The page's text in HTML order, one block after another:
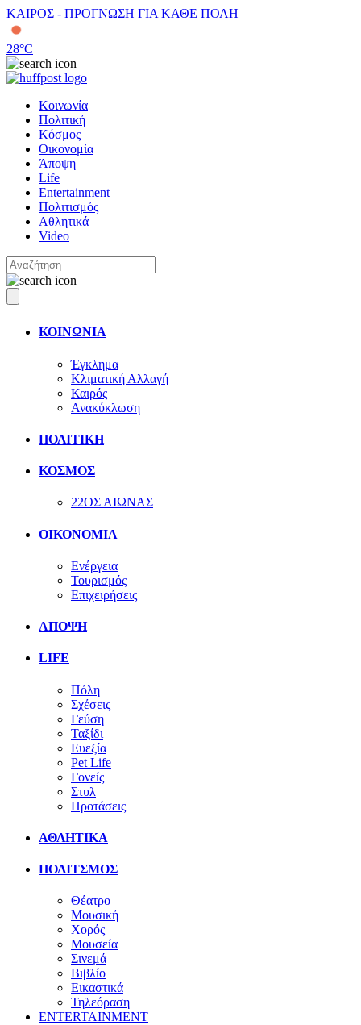
ΚΑΙΡΟΣ - ΠΡΟΓΝΩΣΗ ΓΙΑ ΚΑΘΕ ΠΟΛΗ
28°C
Κοινωνία
Πολιτική
Κόσμος
Οικονομία
Άποψη
Life
Entertainment
Πολιτισμός
Αθλητικά
Video
ΚΟΙΝΩΝΙΑ
Έγκλημα
Κλιματική Αλλαγή
Καιρός
Ανακύκλωση
ΠΟΛΙΤΙΚΗ
ΚΟΣΜΟΣ
22ΟΣ ΑΙΩΝΑΣ
ΟΙΚΟΝΟΜΙΑ
Ενέργεια
Τουρισμός
Επιχειρήσεις
ΑΠΟΨΗ
LIFE
Πόλη
Σχέσεις
Γεύση
Ταξίδι
Ευεξία
Pet Life
Γονείς
Στυλ
Προτάσεις
ΑΘΛΗΤΙΚΑ
ΠΟΛΙΤΣΜΟΣ
Θέατρο
Μουσική
Χορός
Μουσεία
Σινεμά
Βιβλίο
Εικαστικά
Τηλεόραση
ENTERTAINMENT